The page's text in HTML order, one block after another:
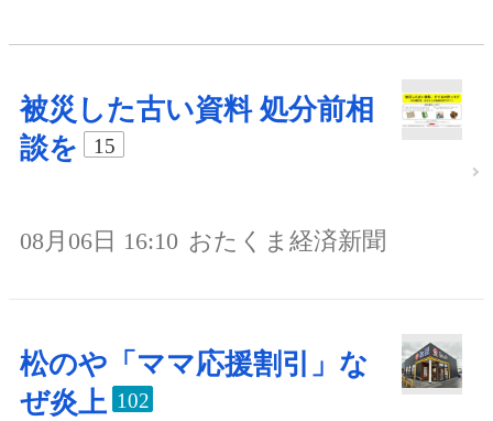
被災した古い資料 処分前相
談を
15
08月06日 16:10 おたくま経済新聞
松のや「ママ応援割引」な
ぜ炎上 102